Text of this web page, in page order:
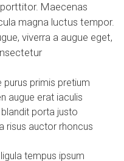
Maecenas
magna luctus tempor.
viverra a augue eget,
primis pretium
augue erat iaculis
porta justo
risus auctor rhoncus
tempus ipsum